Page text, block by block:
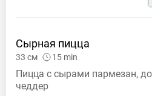
Сырная пицца
33 см 15 min
Пицца с сырами пармезан,
чеддер